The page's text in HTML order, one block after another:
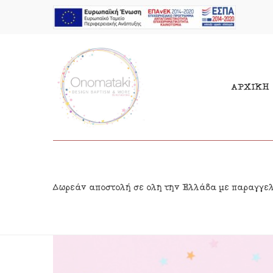
ΑΡΧΙΚΗ
Μπομπονιέρες Αγόρι
Προσκλητήρια Αγόρι
Προσκλητήρια Κορίτσι
Δωρεάν αποστολή σε όλη την Ελλάδα με